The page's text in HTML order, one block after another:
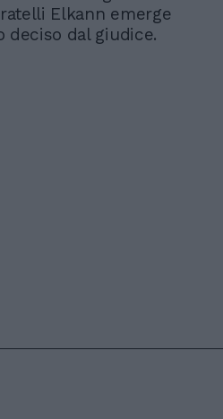
Elkann emerge
deciso dal giudice.